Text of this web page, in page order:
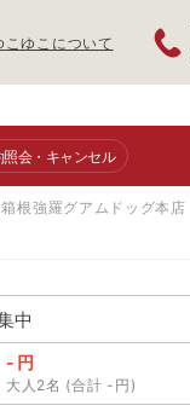
こゆこについて
照会・キャンセル
箱根強羅グアムドッグ本店
中
-円
大人2名 (合計 -円)